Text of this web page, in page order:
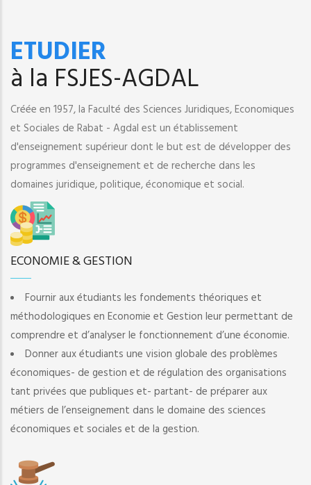
ETUDIER
à la FSJES-AGDAL
Créée en 1957, la Faculté des Sciences Juridiques, Economiques
et Sociales de Rabat - Agdal est un établissement
d'enseignement supérieur dont le but est de développer des
programmes d'enseignement et de recherche dans les
domaines juridique, politique, économique et social.
ECONOMIE & GESTION
Fournir aux étudiants les fondements théoriques et
méthodologiques en Economie et Gestion leur permettant de
comprendre et d’analyser le fonctionnement d’une économie.
Donner aux étudiants une vision globale des problèmes
économiques- de gestion et de régulation des organisations
tant privées que publiques et- partant- de préparer aux
métiers de l’enseignement dans le domaine des sciences
économiques et sociales et de la gestion.